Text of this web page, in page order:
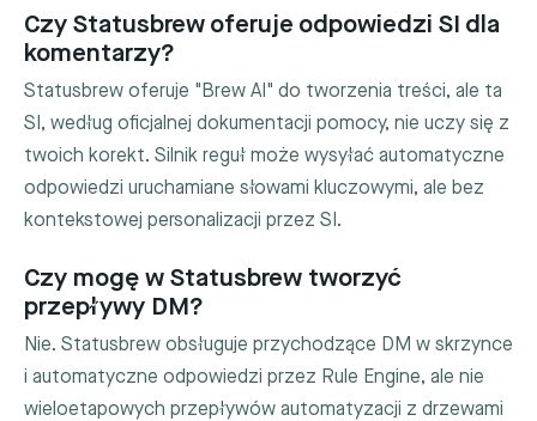
Czy Statusbrew oferuje odpowiedzi SI dla
komentarzy?
Statusbrew oferuje "Brew AI" do tworzenia treści, ale ta
SI, według oficjalnej dokumentacji pomocy, nie uczy się z
twoich korekt. Silnik reguł może wysyłać automatyczne
odpowiedzi uruchamiane słowami kluczowymi, ale bez
kontekstowej personalizacji przez SI.
Czy mogę w Statusbrew tworzyć
przepływy DM?
Nie. Statusbrew obsługuje przychodzące DM w skrzynce
i automatyczne odpowiedzi przez Rule Engine, ale nie
wieloetapowych przepływów automatyzacji z drzewami